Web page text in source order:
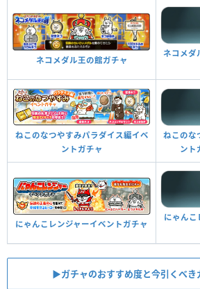
ネコメダル王の館ガチャ
ネコメダ
ねこのなつやすみパラダイス編イベ
ントガチャ
ねこのな
ント
にゃんこレンジャーイベントガチャ
にゃんこ
▶︎ガチャのおすすめ度と今引くべき